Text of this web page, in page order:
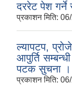
दररेट पेश गर्ने
प्रकाशन मिति:
ल्यापटप,
आपुर्ति
पटक सुचना ।
प्रकाशन मिति: